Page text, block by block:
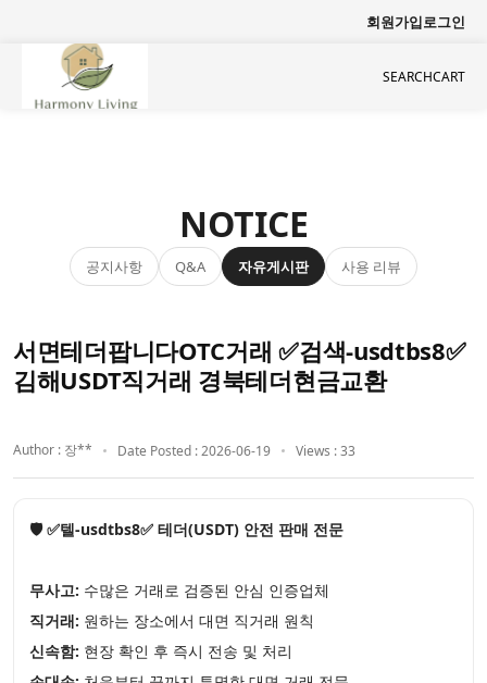
회원가입로그인
SEARCHCART
NOTICE
공지사항 Q&A 자유게시판 사용 리뷰
서면테더팝니다OTC거래 ✅검색-usdtbs8✅
김해USDT직거래 경북테더현금교환
Author : 장** Date Posted : 2026-06-19 Views : 33
🛡️ ✅텔-usdtbs8✅ 테더(USDT) 안전 판매 전문
무사고: 수많은 거래로 검증된 안심 인증업체
직거래: 원하는 장소에서 대면 직거래 원칙
신속함: 현장 확인 후 즉시 전송 및 처리